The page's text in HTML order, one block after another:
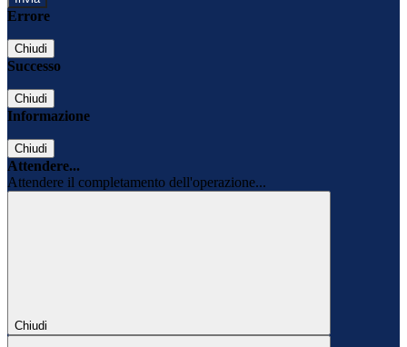
Errore
Chiudi
Successo
Chiudi
Informazione
Chiudi
Attendere...
Attendere il completamento dell'operazione...
Chiudi